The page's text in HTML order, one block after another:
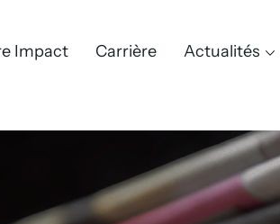
Impact Carrière Actualités